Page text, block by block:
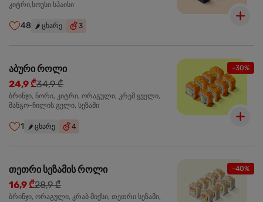
კიტრი,სოუსი სპაისი
48 🌶️ ცხარე 3
-30%
აბური როლი
24,9 ₾34,9 ₾
ბრინჯი, ნორი, კიტრი, ორაგული, კრემ ყველი,
მანგო-ჩილის გელი, სეზამი
1 🌶️ ცხარე 4
-40%
თეთრი სეზამის როლი
16,9 ₾28,9 ₾
ბრინჯი, ორაგული, კრაბ მიქსი, თეთრი სეზამი,